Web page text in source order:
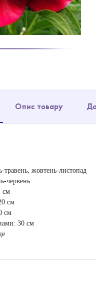
Опис товару
травень, жовтень-листопад
червень
см
см
см
30 см